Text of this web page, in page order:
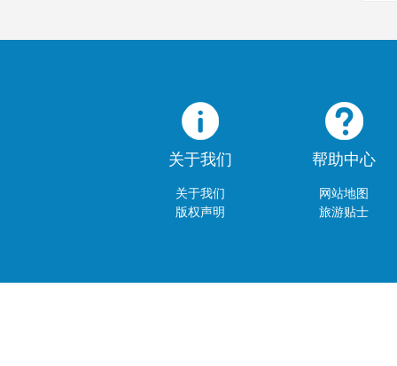
关于我们
关于我们
版权声明
帮助中心
网站地图
旅游贴士